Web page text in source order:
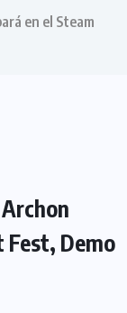
en el Steam
Demo